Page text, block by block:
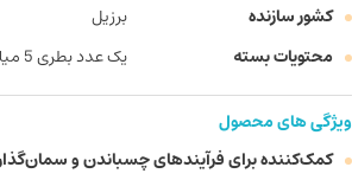
کشور سازنده
برزیل
محتویات بسته
یک عدد بطری 5 میلی لیتری
ویژگی های محصول
کمک‌کننده برای فرآیندهای چسباندن و